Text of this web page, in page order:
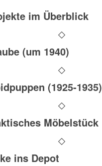
im Überblick
(um 1940)
(1925-1935)
Möbelstück
ins Depot